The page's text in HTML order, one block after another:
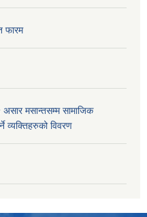
फारम
मसान्तसम्म सामाजिक
व्यक्तिहरुको विवरण